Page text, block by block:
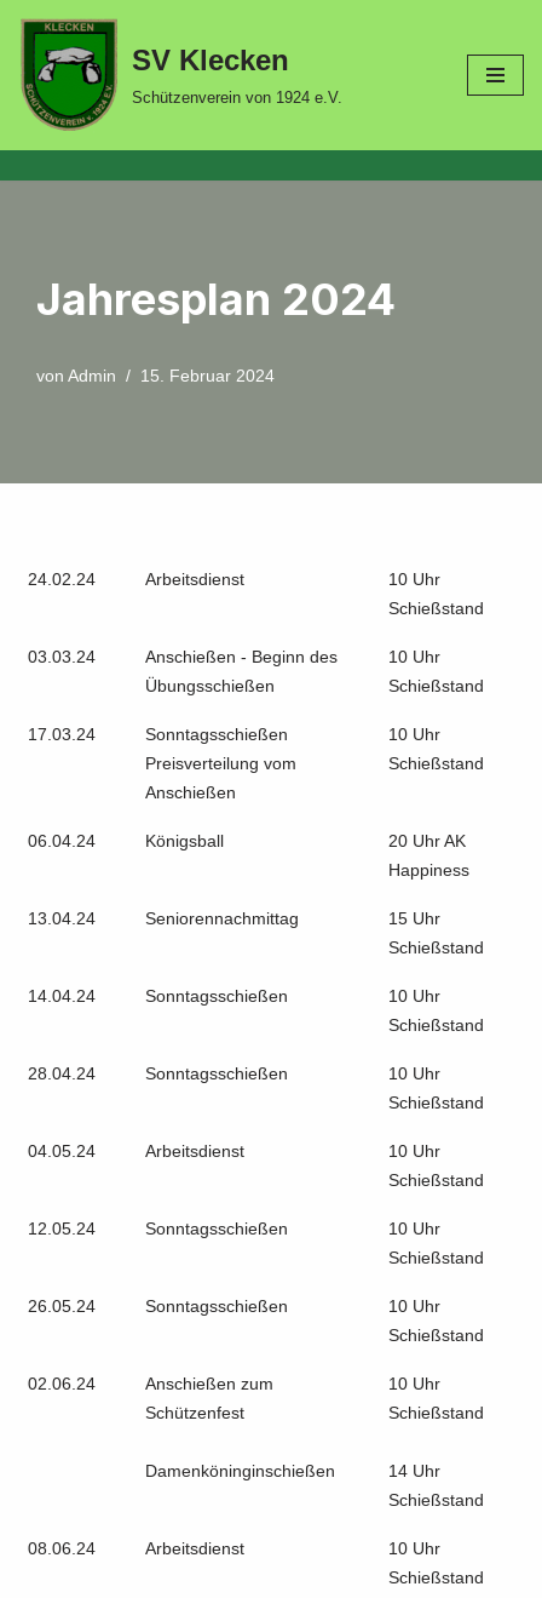
Zum
Inhalt
springen
SV Klecken
Schützenverein von 1924 e.V.
Jahresplan 2024
von Admin 15. Februar 2024
24.02.24 Arbeitsdienst
10 Uhr
Schießstand
03.03.24
Anschießen - Beginn des
Übungsschießen
10 Uhr
Schießstand
17.03.24
Sonntagsschießen
Preisverteilung vom
Anschießen
10 Uhr
Schießstand
06.04.24 Königsball
20 Uhr AK
Happiness
13.04.24 Seniorennachmittag
15 Uhr
Schießstand
14.04.24 Sonntagsschießen
10 Uhr
Schießstand
28.04.24 Sonntagsschießen
10 Uhr
Schießstand
04.05.24 Arbeitsdienst
10 Uhr
Schießstand
12.05.24 Sonntagsschießen
10 Uhr
Schießstand
26.05.24 Sonntagsschießen
10 Uhr
Schießstand
02.06.24
Anschießen zum
Schützenfest
Damenköninginschießen
10 Uhr
Schießstand
14 Uhr
Schießstand
08.06.24 Arbeitsdienst
10 Uhr
Schießstand